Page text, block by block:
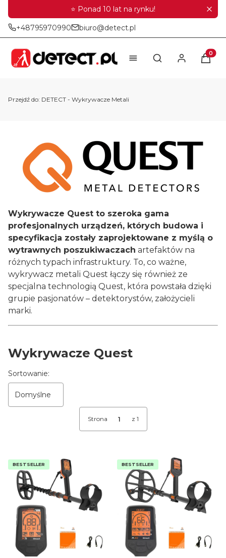
⭐ Ponad 10 lat na rynku!
+48795970990 biuro@detect.pl
Otwórz
Przejdź do: DETECT - Wykrywacze Metali
Wykrywacze Quest to szeroka gama
profesjonalnych urządzeń, których budowa i
specyfikacja zostały zaprojektowane z myślą o
wytrawnych poszukiwaczach artefaktów na
różnych typach infrastruktury. To, co ważne,
wykrywacz metali Quest łączy się również ze
specjalna technologią Quest, która powstała dzięki
grupie pasjonatów – detektorystów, założycieli
marki.
Wykrywacze Quest
Lista produktów
Sortowanie:
Domyślne
Strona z 1
BESTSELLER BESTSELLER